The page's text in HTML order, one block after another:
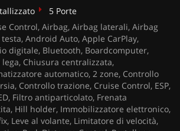
5 Porte
Control, Airbag, Airbag laterali, Airbag
Android Auto, Apple CarPlay,
digitale, Bluetooth, Boardcomputer,
Chiusura centralizzata,
automatico, 2 zone, Controllo
Controllo trazione, Cruise Control, ESP,
Filtro antiparticolato, Frenata
Hill holder, Immobilizzatore elettronico,
Leve al volante, Limitatore di velocità,